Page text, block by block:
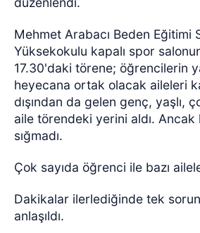
Mehmet Arabacı Beden Eğitimi
Yüksekokulu kapalı spor
17.30'daki törene; öğrencilerin
heyecana ortak olacak aileleri
dışından da gelen genç, yaşlı,
aile törendeki yerini aldı. Ancak
sığmadı.
Çok sayıda öğrenci ile bazı
Dakikalar ilerlediğinde tek
anlaşıldı.